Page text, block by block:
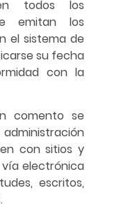
todos los
emitan los
el sistema de
su fecha
con la
comento se
con sitios y
vía electrónica
escritos,